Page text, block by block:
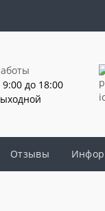
до 18:00
Отзывы